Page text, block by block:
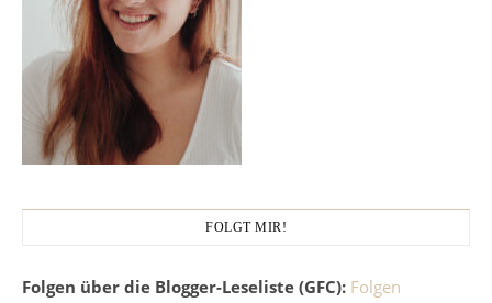
FOLGT MIR!
Folgen über die Blogger-Leseliste (GFC): Folgen